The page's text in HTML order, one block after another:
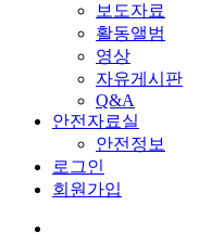
보도자료
활동앨범
영상
자유게시판
Q&A
안전자료실
안전정보
로그인
회원가입